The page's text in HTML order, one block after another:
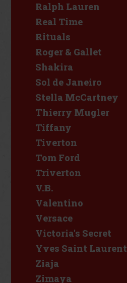
Ralph Lauren
Real Time
Rituals
Roger & Gallet
Shakira
Sol de Janeiro
Stella McCartney
Thierry Mugler
Tiffany
Tiverton
Tom Ford
Triverton
V.B.
Valentino
Versace
Victoria's Secret
Yves Saint Laurent
Ziaja
Zimaya